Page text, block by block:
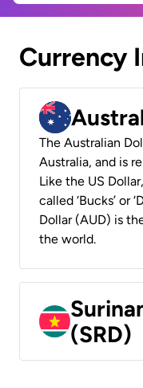
Currency
The Australian
Australia, and is
Like the US
called ‘Bucks’ or
Dollar (AUD) is
the world.
(SRD)